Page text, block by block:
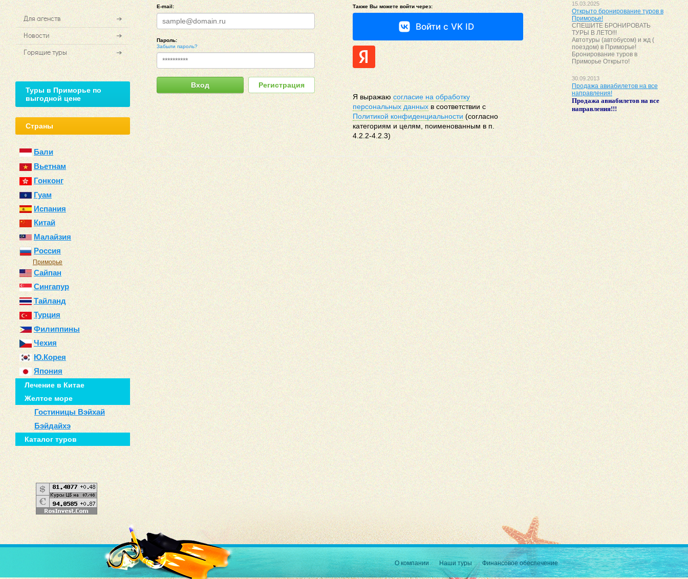
E-mail:
Пароль:
Забыли пароль?
Регистрация
Вход
Также Вы можете войти через:
Войти с VK ID
Я выражаюсогласие на обработку
персональных данныхв соответствии с
Политикой конфиденциальности (согласно
категориям и целям, поименованным в п.
4.2.2-4.2.3)
Для агенств
Новости
Горящие туры
Туры в Приморье по
выгодной цене
Страны
Бали
Вьетнам
Гонконг
Гуам
Испания
Китай
Малайзия
Россия
Приморье
Сайпан
Сингапур
Тайланд
Турция
Филиппины
Чехия
Ю.Корея
Япония
Лечение в Китае
Желтое море
Гостиницы Вэйхай
Бэйдайхэ
Каталог туров
15.03.2025
Открыто бронирование туров в
Приморье!
СПЕШИТЕ БРОНИРОВАТЬ
ТУРЫ В ЛЕТО!!!
Автотуры (автобусом) и жд (
поездом) в Приморье!
Бронирование туров в
Приморье Открыто!
30.09.2013
Продажа авиабилетов на все
направления!
Продажа авиабилетов на все
направления!!!
О компании Наши туры
Финансовое обеспечение
Пассажирские перевозки